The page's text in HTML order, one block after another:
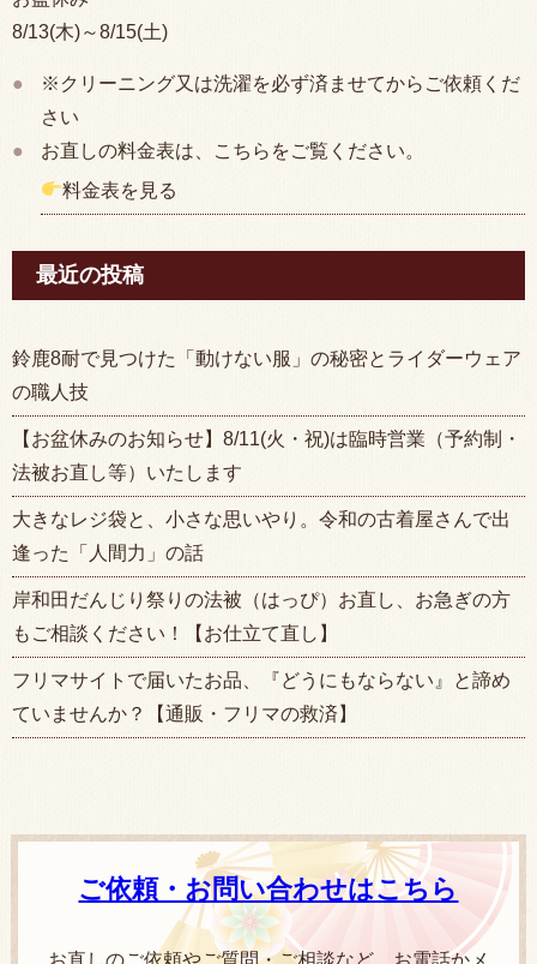
8/13(木)～8/15(土)
※クリーニング又は洗濯を必ず済ませてからご依頼くだ
さい
お直しの料金表は、こちらをご覧ください。
料金表を見る
最近の投稿
鈴鹿8耐で見つけた「動けない服」の秘密とライダーウェア
の職人技
【お盆休みのお知らせ】8/11(火・祝)は臨時営業（予約制・
法被お直し等）いたします
大きなレジ袋と、小さな思いやり。令和の古着屋さんで出
逢った「人間力」の話
岸和田だんじり祭りの法被（はっぴ）お直し、お急ぎの方
もご相談ください！【お仕立て直し】
フリマサイトで届いたお品、『どうにもならない』と諦め
ていませんか？【通販・フリマの救済】
ご依頼・お問い合わせはこちら
お直しのご依頼やご質問・ご相談など、お電話かメ